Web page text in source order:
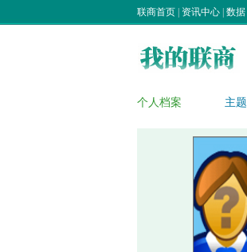
联商首页 资讯中心 数据
个人档案 主题